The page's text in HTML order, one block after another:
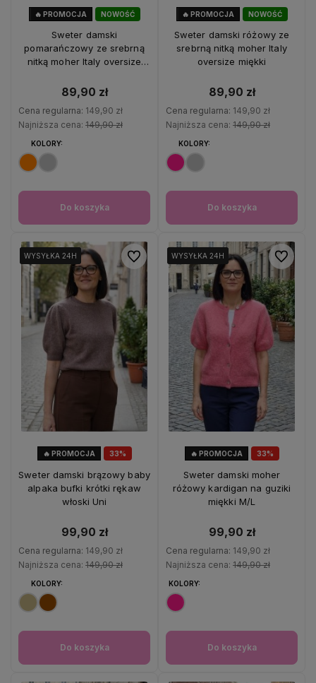
NOWOŚĆ
🔥 PROMOCJA
Sweter damski
pomarańczowy ze srebrną
nitką moher Italy oversize
89,90 zł
Cena regularna: 149,90 zł
Najniższa cena: 149,90 zł
KOLORY:
Do koszyka
NOWOŚĆ
🔥 PROMOCJA
Sweter damski różowy ze
srebrną nitką moher Italy
oversize miękki
89,90 zł
Cena regularna: 149,90 zł
Najniższa cena: 149,90 zł
KOLORY:
Do koszyka
33%
🔥 PROMOCJA
WYSYŁKA 24H
WYSYŁKA 24H
WYSYŁKA 24H
Sweter damski brązowy baby
alpaka bufki krótki rękaw
włoski Uni
99,90 zł
Cena regularna: 149,90 zł
Najniższa cena: 149,90 zł
KOLORY:
Do koszyka
Do ulubionych
33%
🔥 PROMOCJA
WYSYŁKA 24H
WYSYŁKA 24H
WYSYŁKA 24H
Sweter damski moher
różowy kardigan na guziki
miękki M/L
99,90 zł
Cena regularna: 149,90 zł
Najniższa cena: 149,90 zł
KOLORY:
Do koszyka
Do